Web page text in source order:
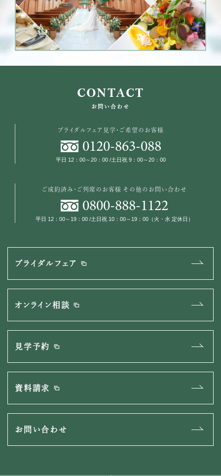
CONTACT
お問い合わせ
ブライダルフェア見学・ご希望のお客様
0120-863-088
平日 12：00～20：00 /土日祝 9：00～20：00
ご成約済み・ご列席のお客様その他のお問い合わせ
0800-888-1122
平日 12：00～19：00 /土日祝 10：00～19：00（火・水 定休日）
ブライダルフェア
オンライン相談
見学予約
資料請求
お問い合わせ